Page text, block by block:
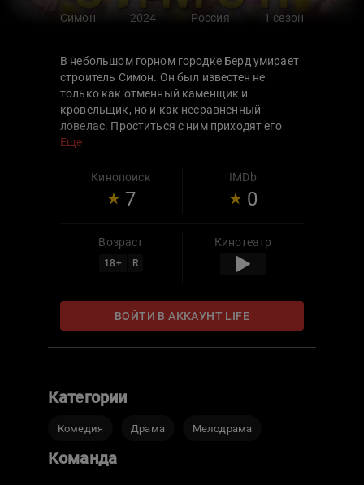
Симон 2024 Россия 1 сезон
В небольшом горном городке Берд умирает
строитель Симон. Он был известен не
только как отменный каменщик и
кровельщик, но и как несравненный
ловелас. Проститься с ним приходят его
четыре возлюбленные – Сильвия, Элиза,
примиряется с ними возле гроба, и вместе
женщины вспоминают счастливые
мгновения, оставшиеся в их памяти.
Еще
Кинопоиск
7
IMDb
0
Возраст
18+ R
Кинотеатр
ВОЙТИ В АККАУНТ LIFE
Категории
Комедия Драма Мелодрама
Команда